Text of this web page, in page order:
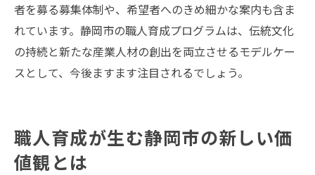
者を募る募集体制や、希望者へのきめ細かな案内も含ま
れています。静岡市の職人育成プログラムは、伝統文化
の持続と新たな産業人材の創出を両立させるモデルケー
スとして、今後ますます注目されるでしょう。
職人育成が生む静岡市の新しい価
値観とは